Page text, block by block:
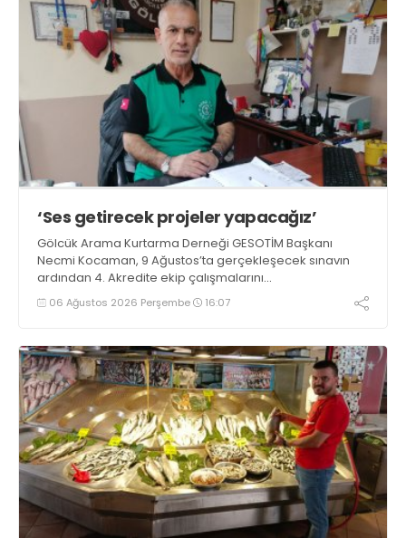
‘Ses getirecek projeler yapacağız’
Gölcük Arama Kurtarma Derneği GESOTİM Başkanı
Necmi Kocaman, 9 Ağustos’ta gerçekleşecek sınavın
ardından 4. Akredite ekip çalışmalarını
tamamlayacaklarını ifade ederek açıklamalarda
bulundu. Kocaman, “Gölcük’te ve Kocaeli genelinde ses
06 Ağustos 2026 Perşembe 16:07